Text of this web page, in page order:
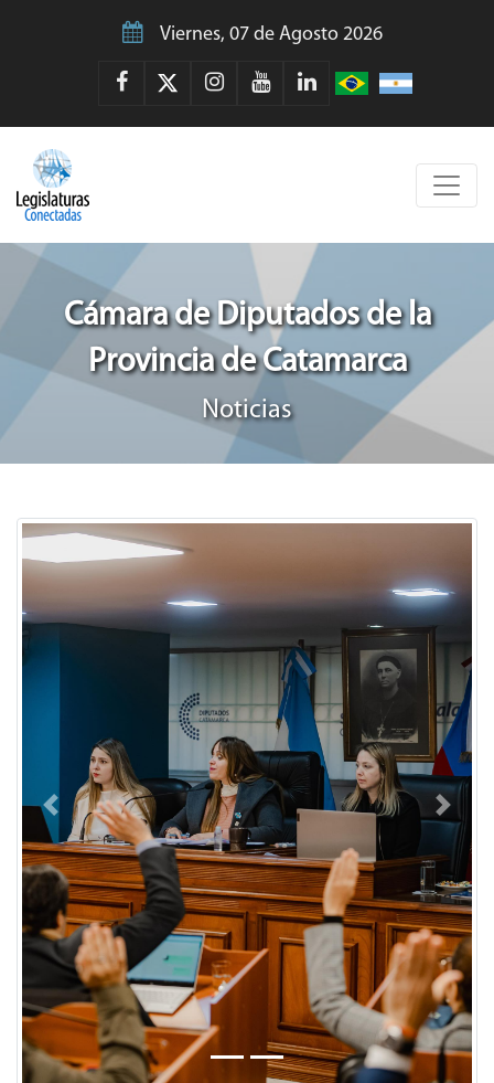
Viernes, 07 de Agosto 2026
Cámara de Diputados de la
Provincia de Catamarca
Noticias
Previous Next